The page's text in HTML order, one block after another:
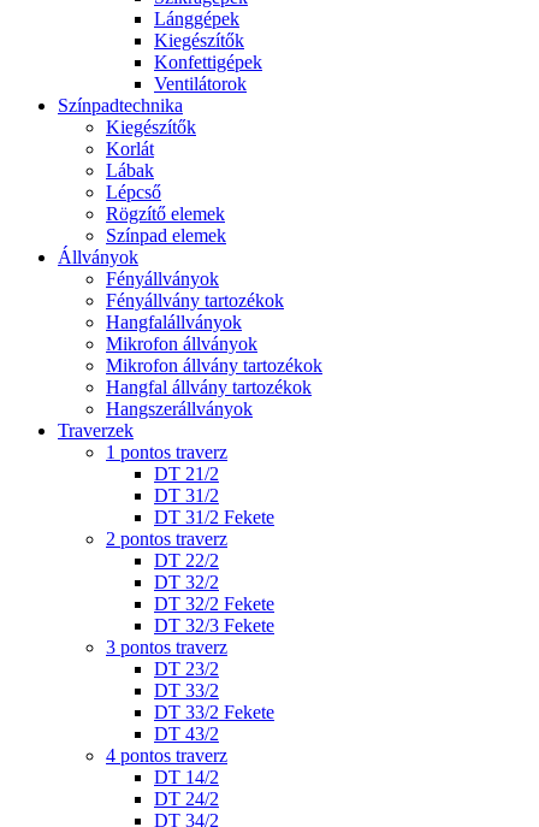
Lánggépek
Kiegészítők
Konfettigépek
Ventilátorok
Színpadtechnika
Kiegészítők
Korlát
Lábak
Lépcső
Rögzítő elemek
Színpad elemek
Állványok
Fényállványok
Fényállvány tartozékok
Hangfalállványok
Mikrofon állványok
Mikrofon állvány tartozékok
Hangfal állvány tartozékok
Hangszerállványok
Traverzek
1 pontos traverz
DT 21/2
DT 31/2
DT 31/2 Fekete
2 pontos traverz
DT 22/2
DT 32/2
DT 32/2 Fekete
DT 32/3 Fekete
3 pontos traverz
DT 23/2
DT 33/2
DT 33/2 Fekete
DT 43/2
4 pontos traverz
DT 14/2
DT 24/2
DT 34/2